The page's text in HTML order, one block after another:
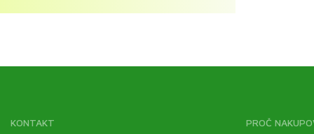
Aromaterapie
Výhodná balení pro zvířata
Zelené potraviny ve výhodném balení
KONTAKT PROČ